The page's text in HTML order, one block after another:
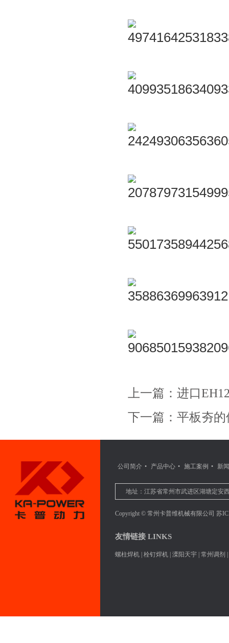
上一篇： 进口
下一篇： 平板夯
公司简介 • 产品中心 • 施工案例 • 新
地址：江苏省常州市武进区湖塘定
Copyright © 常州卡普维机械有限公司 苏
友情链接 LINKS
螺柱焊机 栓钉焊机 溧阳天宇 常州调剂